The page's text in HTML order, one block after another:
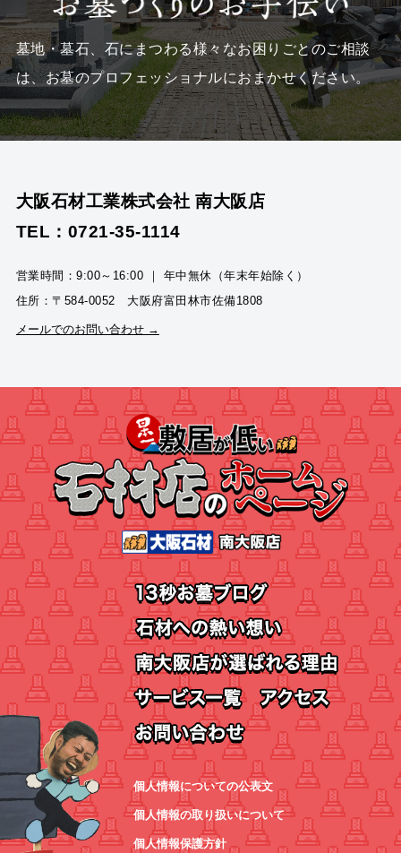
墓地・墓石、石にまつわる様々なお困りごとのご相談
は、お墓のプロフェッショナルにおまかせください。
大阪石材工業株式会社 南大阪店
TEL：0721-35-1114
営業時間：9:00～16:00 ｜ 年中無休（年末年始除く）
住所：〒584-0052 大阪府富田林市佐備1808
メールでのお問い合わせ →
個人情報についての公表文
個人情報の取り扱いについて
個人情報保護方針